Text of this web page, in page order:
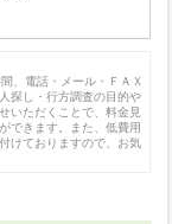
、電話・メール・ＦＡＸ
探し・行方調査の目的や
いただくことで、料金見
できます。また、低費用
けておりますので、お気